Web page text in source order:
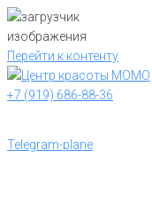
Перейти к контенту
+7 (919) 686-88-36
Telegram-plane